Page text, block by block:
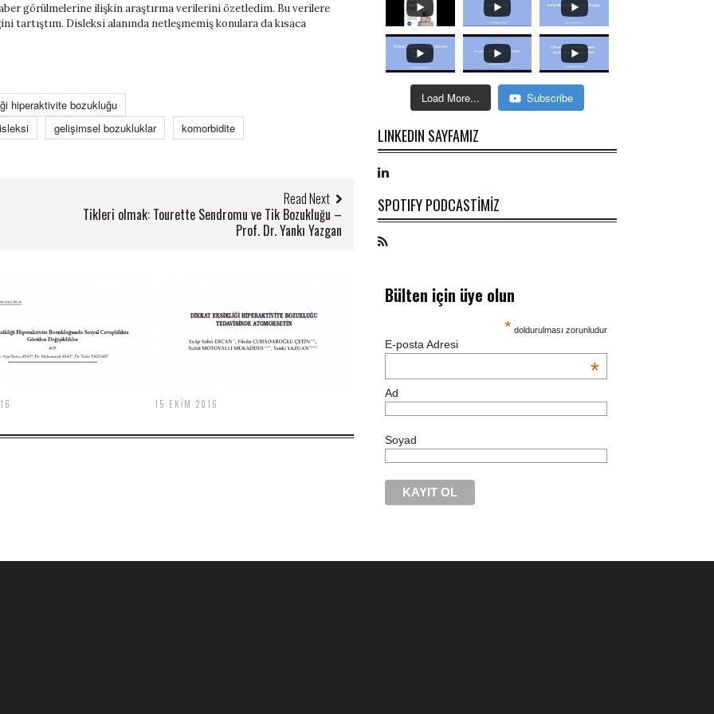
görülmelerine ilişkin araştırma verilerini özetledim. Bu verilere
tartıştım. Disleksi alanında netleşmemiş konulara da kısaca
hiperaktivite bozukluğu
gelişimsel bozukluklar
komorbidite
Read Next
Tikleri olmak: Tourette Sendromu ve Tik Bozukluğu –
Prof. Dr. Yankı Yazgan
15 EKIM 2016
Load More... Subscribe
LINKEDIN SAYFAMIZ
SPOTIFY PODCASTİMİZ
Bülten için üye olun
* doldurulması zorunludur
E-posta Adresi
*
Ad
Soyad